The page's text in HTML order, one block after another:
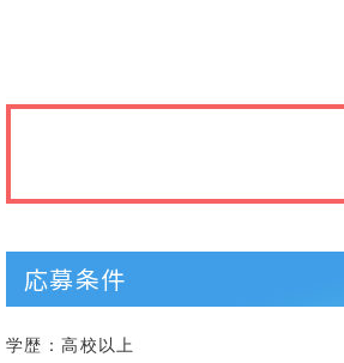
応募条件
学歴：高校以上